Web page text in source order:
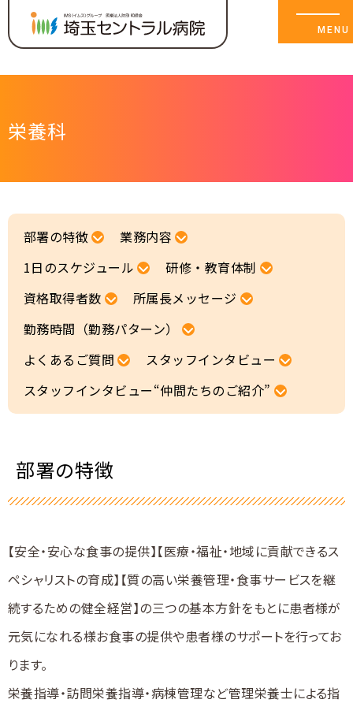
メッセージ
職場 突撃レポート
採用Q&A
仲間たちのご紹介
栄養科
部署の特徴
業務内容
1日のスケジュール
研修・教育体制
資格取得者数
所属長メッセージ
勤務時間（勤務パターン）
よくあるご質問
スタッフインタビュー
スタッフインタビュー“仲間たちのご紹介”
部署の特徴
【安全・安心な食事の提供】【医療・福祉・地域に貢献できるス
ペシャリストの育成】【質の高い栄養管理・食事サービスを継
続するための健全経営】の三つの基本方針をもとに患者様が
元気になれる様お食事の提供や患者様のサポートを行ってお
ります。
栄養指導・訪問栄養指導・病棟管理など管理栄養士による指